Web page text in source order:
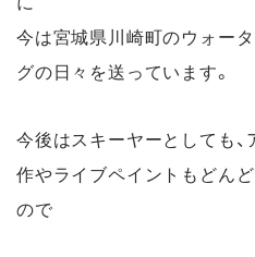
今は宮城県川崎町のウォー
グの日々を送っています。
今後はスキーヤーとしても
作やライブペイントもどん
ので